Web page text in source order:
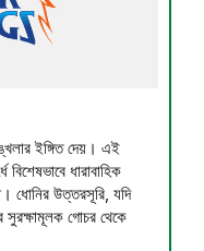
ইঙ্গিত দেয়। এই
ধারাবাহিক
ধোনির উত্তরসূরি, যদি
সুরক্ষামূলক গোচর থেকে